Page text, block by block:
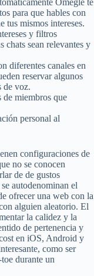
Omegle te
para que hables con
tus mismos intereses.
y filtros
chats sean relevantes y
diferentes canales en
reservar algunos
de voz.
de miembros que
personal al
configuraciones de
no se conocen
de de gustos
autodenominan el
ofrecer una web con la
alguien aleatorio. El
la calidez y la
de pertenencia y
en iOS, Android y
como ser
durante un